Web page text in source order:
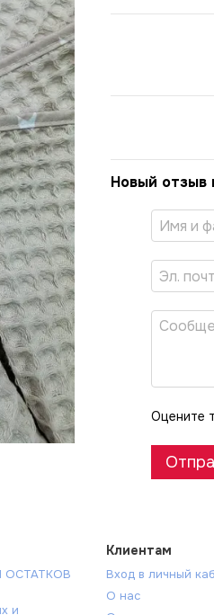
Новый отзыв
Оцените
ОСТАТКОВ
и
Клиентам
Вход в личный
О нас